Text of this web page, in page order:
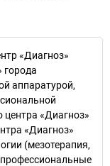
«Диагноз»
города
аппаратурой,
центра «Диагноз»
«Диагноз»
(мезотерапия,